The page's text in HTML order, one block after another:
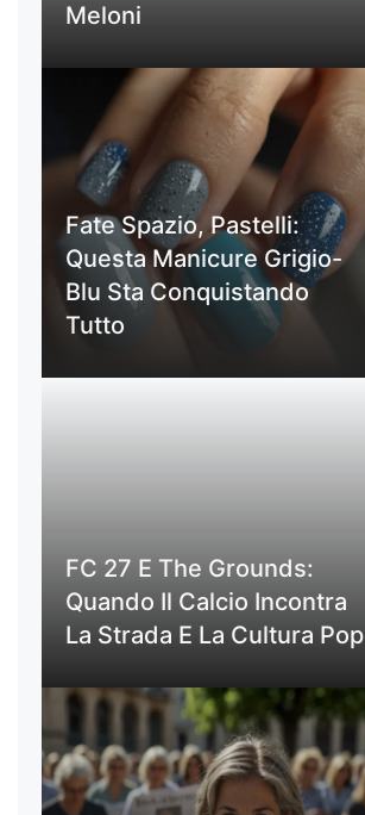
Meloni
Fate Spazio, Pastelli:
Questa Manicure Grigio-
Blu Sta Conquistando
Tutto
FC 27 E The Grounds:
Quando Il Calcio Incontra
La Strada E La Cultura Pop